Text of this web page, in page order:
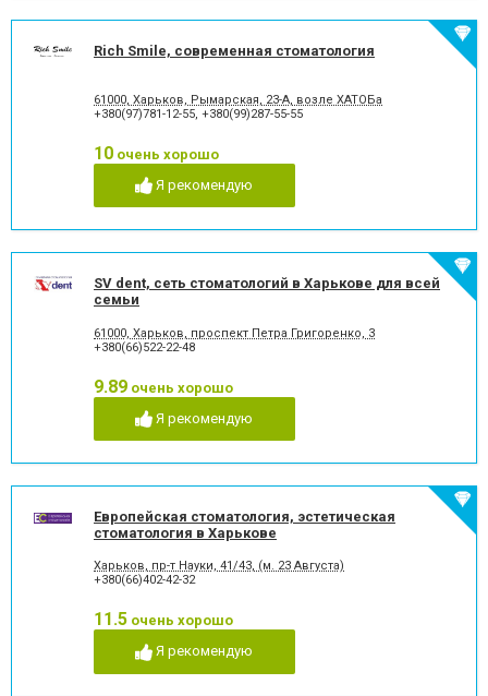
сустава
Лечение зубов
беременности
Лечение лазером
Лечение пародонтита
Лечение периостита
Лечение пульпита
Пластика ясенного краю
Пластины для исправления
Пломбирование зубов
протезированию
имплантат
Рентген зубов
Рецессия десен
Рецессия десны
Удаление постоянного зуба
Фторирование зубов и
восстановление эмали
Хирургическое лечение
зубов
Художественная
реставрация зубов
Чистка зубов
Эстетическая реставрация
Rich Smile, современная стоматология
61000, Харьков, Рымарская, 23-А, возле ХАТОБа
+380(97)781-12-55, +380(99)287-55-55
10 очень хорошо
Я рекомендую
SV dent, сеть стоматологий в Харькове для всей
семьи
61000, Харьков, проспект Петра Григоренко, 3
+380(66)522-22-48
9.89 очень хорошо
Я рекомендую
Европейская стоматология, эстетическая
стоматология в Харькове
Харьков, пр-т Науки, 41/43, (м. 23 Августа)
+380(66)402-42-32
11.5 очень хорошо
Я рекомендую